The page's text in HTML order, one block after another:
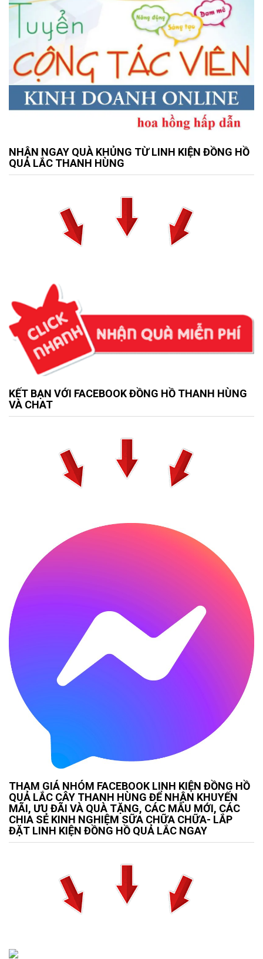
NHẬN NGAY QUÀ KHỦNG TỪ LINH KIỆN ĐỒNG HỒ
QUẢ LẮC THANH HÙNG
KẾT BẠN VỚI FACEBOOK ĐỒNG HỒ THANH HÙNG
VÀ CHAT
THAM GIÁ NHÓM FACEBOOK LINH KIỆN ĐỒNG HỒ
QUẢ LẮC CÂY THANH HÙNG ĐỂ NHẬN KHUYẾN
MÃI, ƯU ĐÃI VÀ QUÀ TẶNG, CÁC MẪU MỚI, CÁC
CHIA SẺ KINH NGHIỆM SỮA CHỮA CHỮA- LẮP
ĐẶT LINH KIỆN ĐỒNG HỒ QUẢ LẮC NGAY